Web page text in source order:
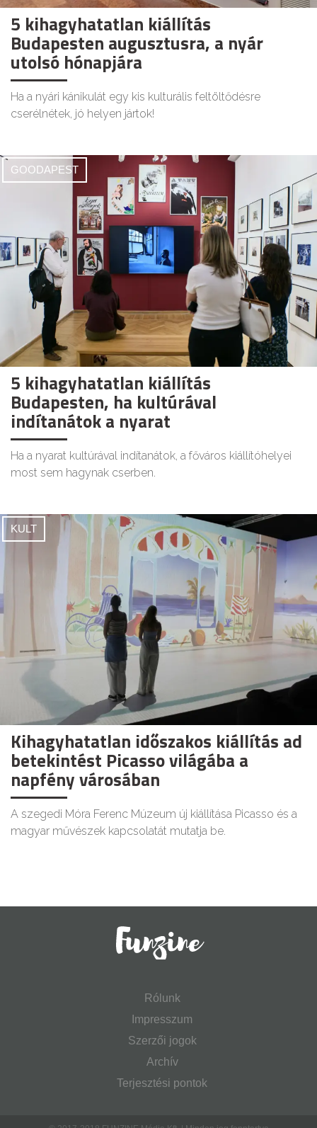
5 kihagyhatatlan kiállítás
Budapesten augusztusra, a nyár
utolsó hónapjára
Ha a nyári kánikulát egy kis kulturális feltöltődésre
cserélnétek, jó helyen jártok!
GOODAPEST
5 kihagyhatatlan kiállítás
Budapesten, ha kultúrával
indítanátok a nyarat
Ha a nyarat kultúrával indítanátok, a főváros kiállítóhelyei
most sem hagynak cserben.
KULT
Kihagyhatatlan időszakos kiállítás ad
betekintést Picasso világába a
napfény városában
A szegedi Móra Ferenc Múzeum új kiállítása Picasso és a
magyar művészek kapcsolatát mutatja be.
Rólunk
Impresszum
Szerzői jogok
Archív
Terjesztési pontok